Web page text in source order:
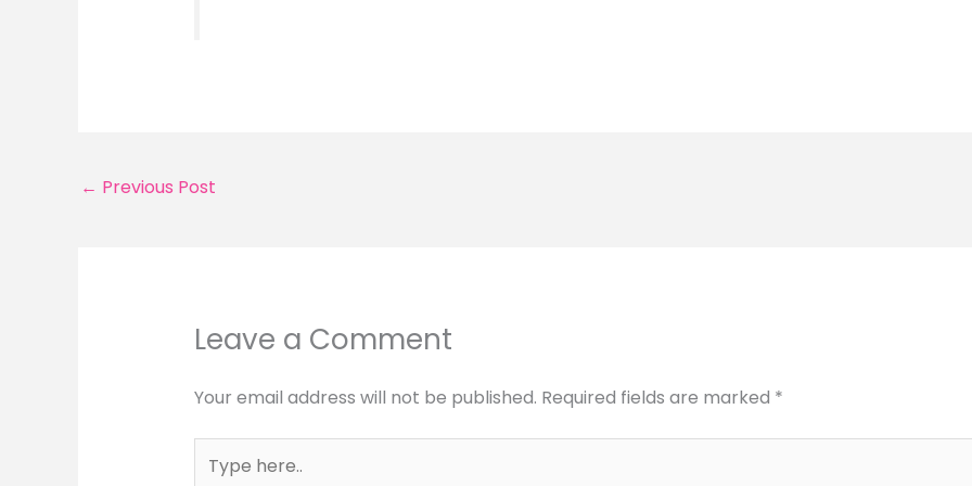
← Previous Post
Leave a Comment
Your email address will not be published. Required fields are marked *
here..